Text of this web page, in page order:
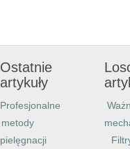
Ostatnie
artykuły
Profesjonalne
metody
pielęgnacji